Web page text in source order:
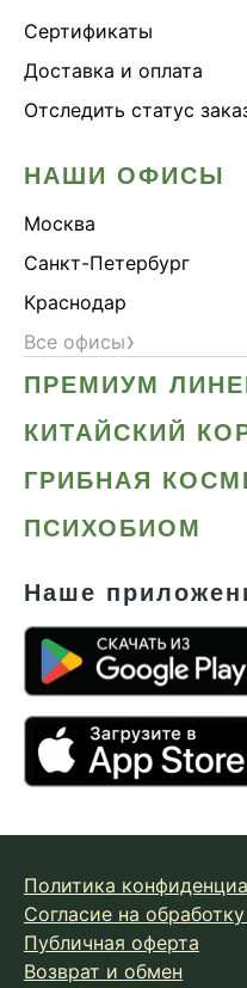
Сертификаты
Доставка и оплата
Отследить статус
НАШИ ОФИСЫ
Москва
Санкт-Петербург
Краснодар
Все офисы›
ПРЕМИУМ
КИТАЙСКИЙ
ГРИБНАЯ
ПСИХОБИОМ
Наше
Политика
Согласие на
Публичная оферта
Возврат и обмен